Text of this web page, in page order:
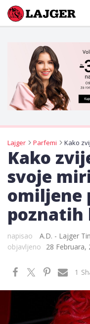
Lajger
Lajger Parfemi
Kako
svoje
omiljene
poznatih
napisao
A.D. - Lajger
objavljeno
28 Februara,
1